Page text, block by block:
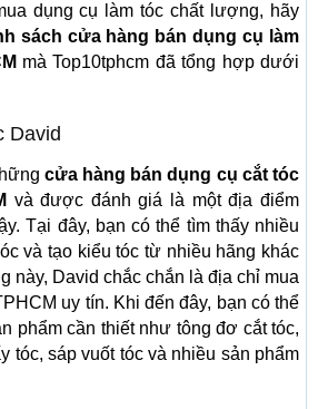
dụng cụ làm tóc chất lượng, hãy
sách cửa hàng bán dụng cụ làm
mà Top10tphcm đã tổng hợp dưới
David
cửa hàng bán dụng cụ cắt tóc
và được đánh giá là một địa điểm
Tại đây, bạn có thể tìm thấy nhiều
và tạo kiểu tóc từ nhiều hãng khác
này, David chắc chắn là địa chỉ mua
uy tín. Khi đến đây, bạn có thể
phẩm cần thiết như tông đơ cắt tóc,
tóc, sáp vuốt tóc và nhiều sản phẩm